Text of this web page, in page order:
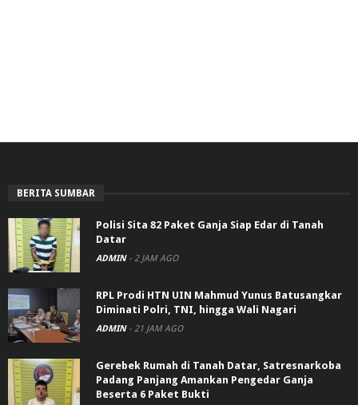
BERITA SUMBAR
Polisi Sita 82 Paket Ganja Siap Edar di Tanah
Datar
ADMIN - 2 JAM AGO
RPL Prodi HTN UIN Mahmud Yunus Batusangkar
Diminati Polri, TNI, hingga Wali Nagari
ADMIN - 21 JAM AGO
Gerebek Rumah di Tanah Datar, Satresnarkoba
Padang Panjang Amankan Pengedar Ganja
Beserta 6 Paket Bukti